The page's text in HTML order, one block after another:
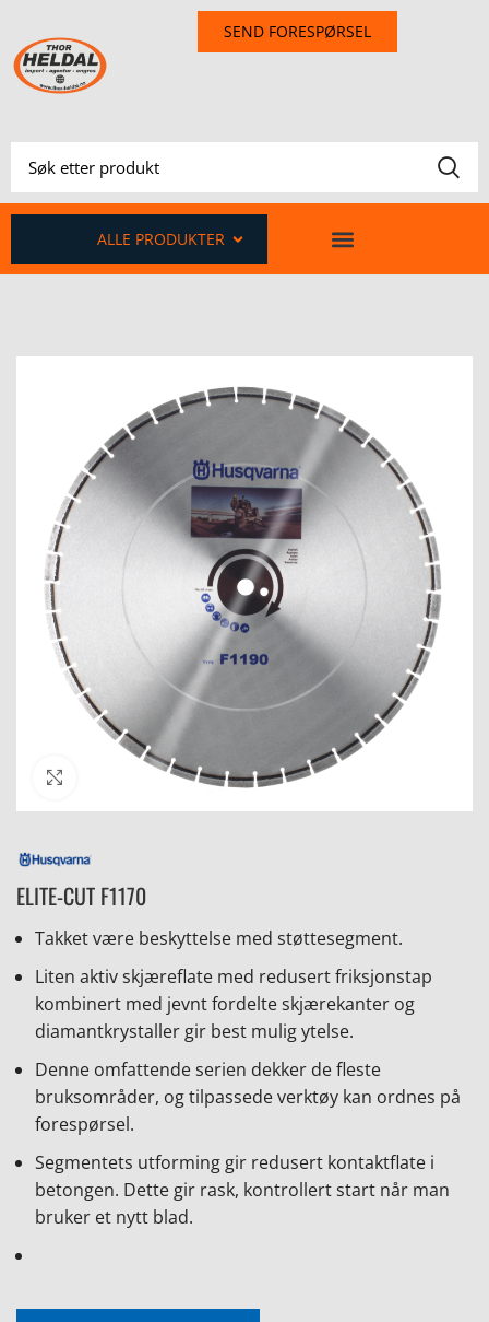
SEND FORESPØRSEL
ALLE PRODUKTER
Click to enlarge
ELITE-CUT F1170
Takket være beskyttelse med støttesegment.
Liten aktiv skjæreflate med redusert friksjonstap
kombinert med jevnt fordelte skjærekanter og
diamantkrystaller gir best mulig ytelse.
Denne omfattende serien dekker de fleste
bruksområder, og tilpassede verktøy kan ordnes på
forespørsel.
Segmentets utforming gir redusert kontaktflate i
betongen. Dette gir rask, kontrollert start når man
bruker et nytt blad.